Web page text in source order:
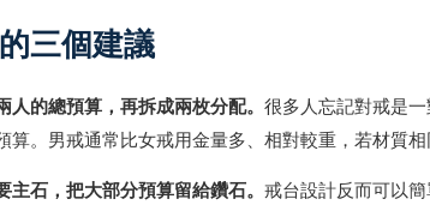
三個建議
人的總預算，再拆成兩枚分配。 很多人忘記對戒是
算。男戒通常比女戒用金量多、相對較重，若材質相
主石，把大部分預算留給鑽石。 戒台設計反而可以